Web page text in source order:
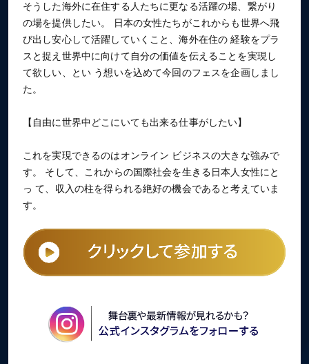
そうした海外に在住する人たちに更なる活躍の場、繋がり
の場を提供したい。 日本の女性たちがこれからも世界へ飛
び出し安心して活躍していくこと、海外在住の 経験をプラ
スと捉え世界中に向けて自分の価値を伝えることを実現し
て欲しい、とい う想いを込めて今回のフェスを企画しまし
た。
【自由に世界中どこにいても出来る仕事がしたい】
これを実現できるのはオンライン ビジネスの大きな強みで
す。 そして、これからの国際社会を生きる日本人女性にと
っ て、収入の柱を得られる絶好の機会であると考えていま
す。